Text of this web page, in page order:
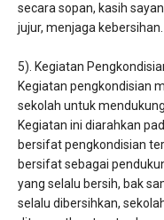
secara sopan, kasih
jujur, menjaga kebersihan.
5). Kegiatan
Kegiatan pengkondisian
sekolah untuk
Kegiatan ini diarahkan
bersifat pengkondisian
bersifat sebagai
yang selalu bersih, bak
selalu dibersihkan,